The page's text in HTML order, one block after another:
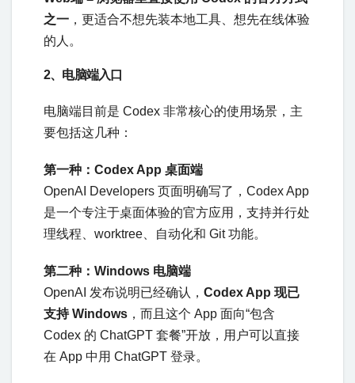
之一 ，更适合不想先装本地工具、想先在线体验
的人。
2、电脑端入口
电脑端目前是 Codex 非常核心的使用场景，主
要包括这几种：
第一种：Codex App 桌面端
OpenAI Developers 页面明确写了，Codex App
是一个专注于桌面体验的官方应用，支持并行处
理线程、worktree、自动化和 Git 功能。
第二种：Windows 电脑端
OpenAI 发布说明已经确认， Codex App 现已
支持 Windows ，而且这个 App 面向“包含
Codex 的 ChatGPT 套餐”开放，用户可以直接
在 App 中用 ChatGPT 登录。